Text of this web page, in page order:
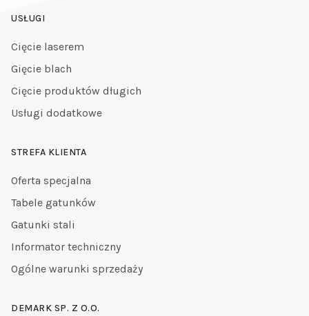
USŁUGI
Cięcie laserem
Gięcie blach
Cięcie produktów długich
Usługi dodatkowe
STREFA KLIENTA
Oferta specjalna
Tabele gatunków
Gatunki stali
Informator techniczny
Ogólne warunki sprzedaży
DEMARK SP. Z O.O.